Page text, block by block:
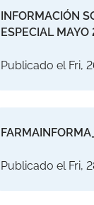
INFORMACIÓN
ESPECIAL
Publicado el Fri,
Publicado el Fri,